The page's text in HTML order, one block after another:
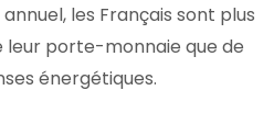
les Français sont plus
leur porte-monnaie que de
énergétiques.